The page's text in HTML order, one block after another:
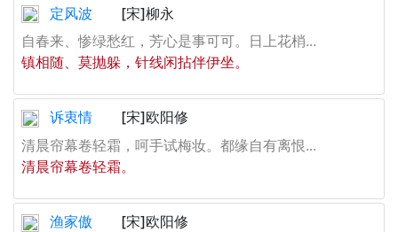
定风波
[宋]柳永
自春来、惨绿愁红，芳心是事可可。日上花梢...
镇相随、莫抛躲，针线闲拈伴伊坐。
诉衷情
[宋]欧阳修
清晨帘幕卷轻霜，呵手试梅妆。都缘自有离恨...
清晨帘幕卷轻霜。
渔家傲
[宋]欧阳修